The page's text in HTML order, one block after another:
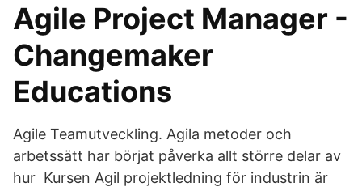
Agile Project Manager -
Changemaker
Educations
Agile Teamutveckling. Agila metoder och
arbetssätt har börjat påverka allt större delar av
hur Kursen Agil projektledning för industrin är